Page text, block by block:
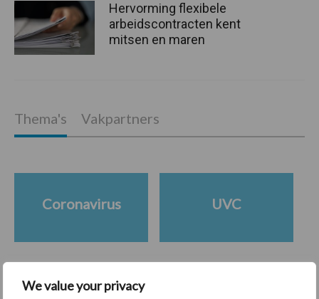
We value your privacy
Hervorming flexibele
arbeidscontracten kent
mitsen en maren
Thema's Vakpartners
Coronavirus UVC
Toon meer